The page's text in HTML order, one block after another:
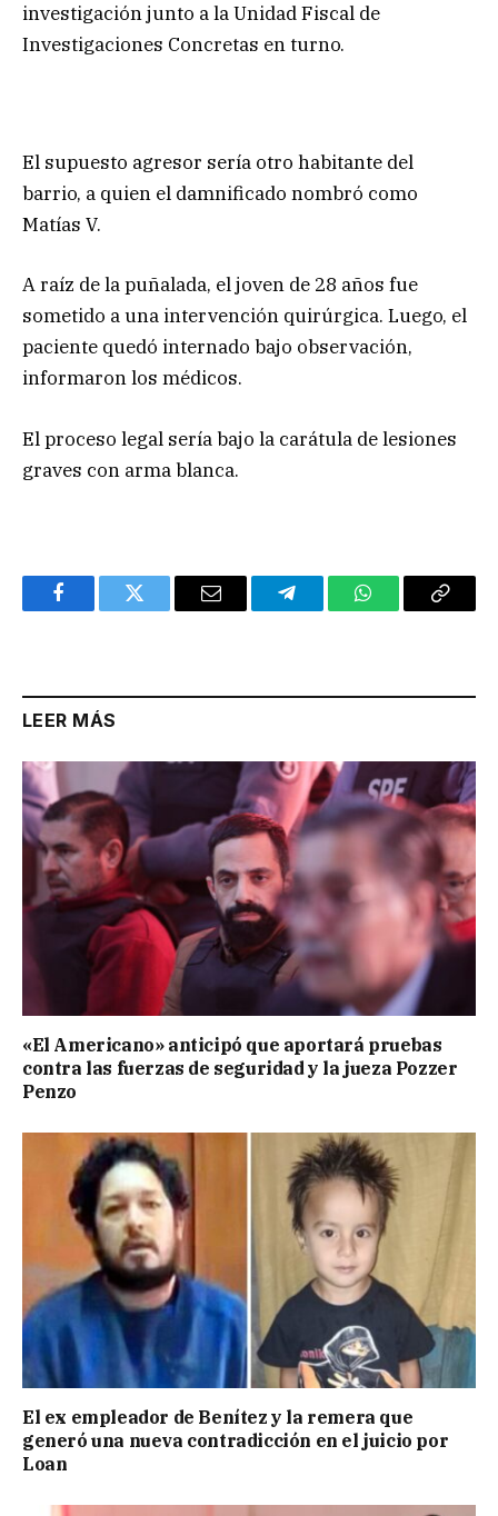
investigación junto a la Unidad Fiscal de
Investigaciones Concretas en turno.
El supuesto agresor sería otro habitante del
barrio, a quien el damnificado nombró como
Matías V.
A raíz de la puñalada, el joven de 28 años fue
sometido a una intervención quirúrgica. Luego, el
paciente quedó internado bajo observación,
informaron los médicos.
El proceso legal sería bajo la carátula de lesiones
graves con arma blanca.
FacebookTwitter Email TelegramWhatsAppCopy
LEER MÁS
«El Americano» anticipó que aportará pruebas
contra las fuerzas de seguridad y la jueza Pozzer
Penzo
El ex empleador de Benítez y la remera que
generó una nueva contradicción en el juicio por
Loan